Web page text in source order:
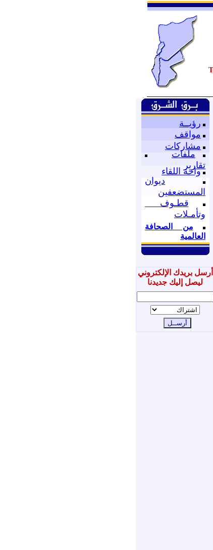
رؤيــة
مواقف
مشاركات
ملفات
تقارير
واحة اللقاء
ديوان
المستضعفين
قطـوف
وتأمـلات
من الصحافة
العالمية
أرسل بريدك الإلكتروني
ليصل إليك جديدنا